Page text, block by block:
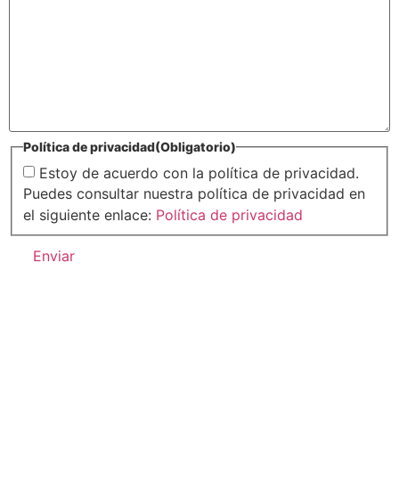
Política de privacidad(Obligatorio)
Estoy de acuerdo con la política de privacidad.
Puedes consultar nuestra política de privacidad en
el siguiente enlace: Política de privacidad